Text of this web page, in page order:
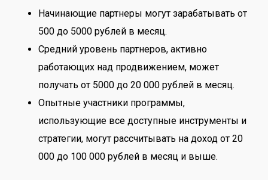
Начинающие партнеры могут зарабатывать от
500 до 5000 рублей в месяц.
Средний уровень партнеров, активно
работающих над продвижением, может
получать от 5000 до 20 000 рублей в месяц.
Опытные участники программы,
использующие все доступные инструменты и
стратегии, могут рассчитывать на доход от 20
000 до 100 000 рублей в месяц и выше.